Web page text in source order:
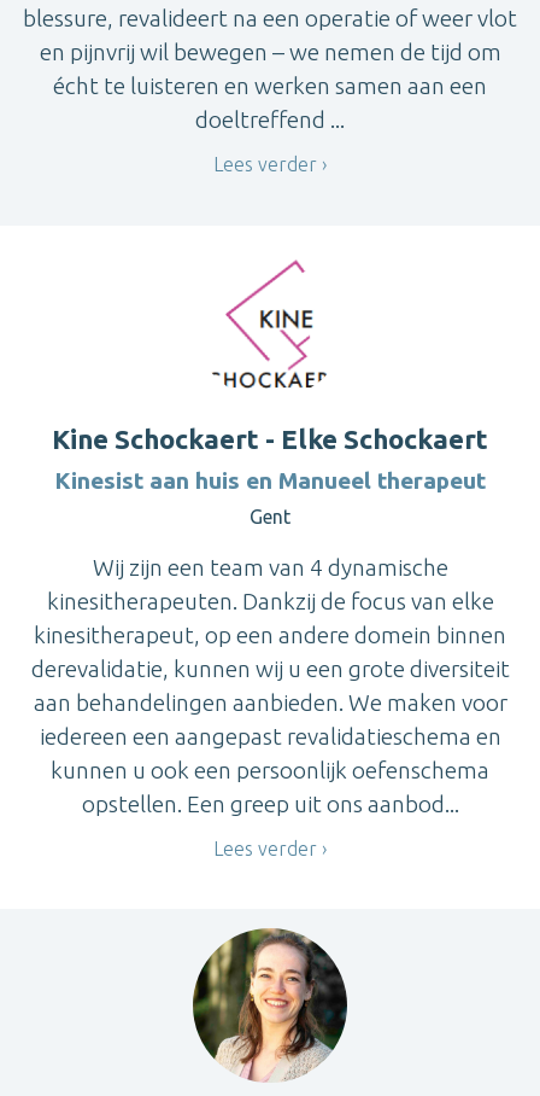
blessure, revalideert na een operatie of weer vlot
en pijnvrij wil bewegen – we nemen de tijd om
écht te luisteren en werken samen aan een
doeltreffend ...
Lees verder
Kine Schockaert - Elke Schockaert
Kinesist aan huis en Manueel therapeut
Gent
Wij zijn een team van 4 dynamische
kinesitherapeuten. Dankzij de focus van elke
kinesitherapeut, op een andere domein binnen
derevalidatie, kunnen wij u een grote diversiteit
aan behandelingen aanbieden. We maken voor
iedereen een aangepast revalidatieschema en
kunnen u ook een persoonlijk oefenschema
opstellen. Een greep uit ons aanbod...
Lees verder